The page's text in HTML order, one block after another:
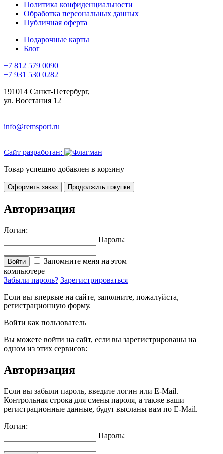
Политика конфиденциальности
Обработка персональных данных
Публичная оферта
Подарочные карты
Блог
+7 812 579 0090
+7 931 530 0282
191014 Санкт-Петербург,
ул. Восстания 12
info@remsport.ru
Сайт разработан:
Товар успешно добавлен в корзину
Оформить заказ Продолжить покупки
Авторизация
Логин:
Пароль:
Войти
Запомните меня на этом
компьютере
Забыли пароль? Зарегистрироваться
Если вы впервые на сайте, заполните, пожалуйста,
регистрационную форму.
Войти как пользователь
Вы можете войти на сайт, если вы зарегистрированы на
одном из этих сервисов:
Авторизация
Если вы забыли пароль, введите логин или E-Mail.
Контрольная строка для смены пароля, а также ваши
регистрационные данные, будут высланы вам по E-Mail.
Логин:
Пароль: